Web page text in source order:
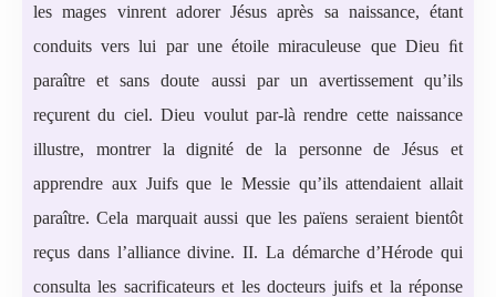
les mages vinrent adorer Jésus après sa naissance, étant
conduits vers lui par une étoile miraculeuse que Dieu ﬁt
paraître et sans doute aussi par un avertissement qu’ils
reçurent du ciel. Dieu voulut par-là rendre cette naissance
illustre, montrer la dignité de la personne de Jésus et
apprendre aux Juifs que le Messie qu’ils attendaient allait
paraître. Cela marquait aussi que les païens seraient bientôt
reçus dans l’alliance divine. II. La démarche d’Hérode qui
consulta les sacrificateurs et les docteurs juifs et la réponse